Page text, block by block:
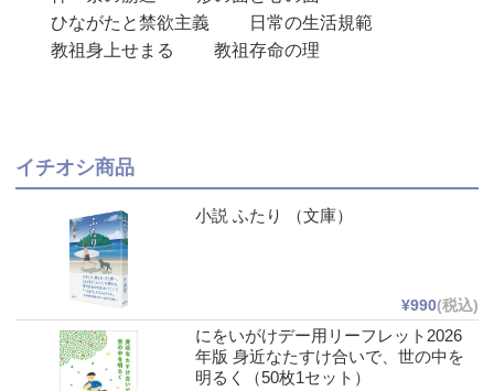
ひながたと禁欲主義
日常の生活規範
教祖身上せまる
教祖存命の理
イチオシ商品
小説 ふたり （文庫）
¥990(税込)
にをいがけデー用リーフレット2026
年版 身近なたすけ合いで、世の中を
明るく（50枚1セット）